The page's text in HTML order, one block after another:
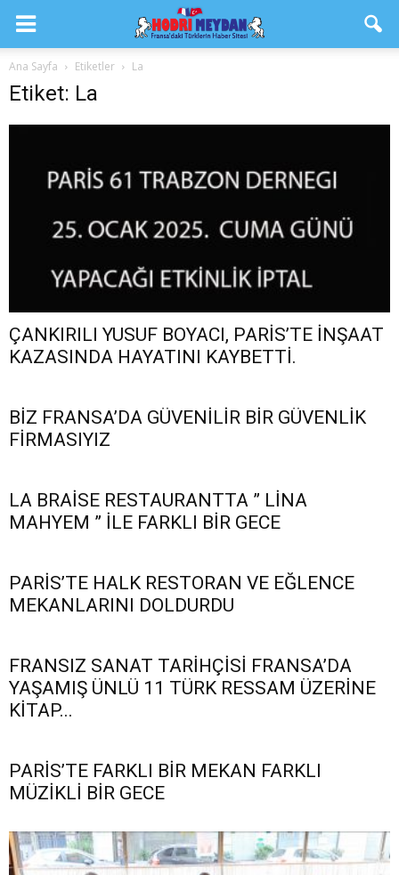
Ana Sayfa Etiketler La
Etiket: La
ÇANKIRILI YUSUF BOYACI, PARİS’TE İNŞAAT
KAZASINDA HAYATINI KAYBETTİ.
BİZ FRANSA’DA GÜVENİLİR BİR GÜVENLİK
FİRMASIYIZ
LA BRAİSE RESTAURANTTA ” LİNA
MAHYEM ” İLE FARKLI BİR GECE
PARİS’TE HALK RESTORAN VE EĞLENCE
MEKANLARINI DOLDURDU
FRANSIZ SANAT TARİHÇİSİ FRANSA’DA
YAŞAMIŞ ÜNLÜ 11 TÜRK RESSAM ÜZERİNE
KİTAP...
PARİS’TE FARKLI BİR MEKAN FARKLI
MÜZİKLİ BİR GECE